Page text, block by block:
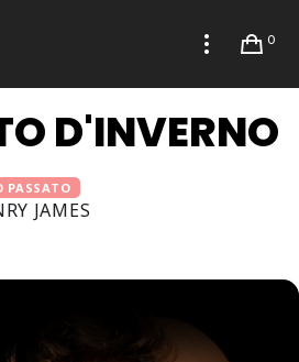
0
D'INVERNO
PASSATO
JAMES